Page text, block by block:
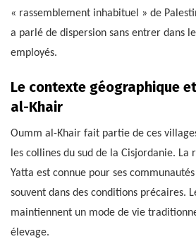
« rassemblement inhabituel » de
a parlé de dispersion sans entrer dans
employés.
Le contexte géographique
al-Khair
Oumm al-Khair fait partie de ces
les collines du sud de la Cisjordanie. La
Yatta est connue pour ses
souvent dans des conditions précaires.
maintiennent un mode de vie
élevage.